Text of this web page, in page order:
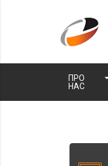
ПРО
НАС